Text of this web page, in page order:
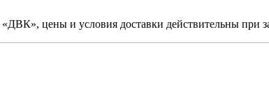
цены и условия доставки действительны при